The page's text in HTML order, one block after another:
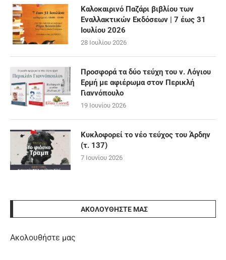
Καλοκαιρινό Παζάρι βιβλίου των
Εναλλακτικών Εκδόσεων | 7 έως 31
Ιουλίου 2026
28 Ιουλίου 2026
Προσφορά τα δύο τεύχη του ν. Λόγιου
Ερμή με αφιέρωμα στον Περικλή
Γιαννόπουλο
19 Ιουνίου 2026
Κυκλοφορεί το νέο τεύχος του Άρδην
(τ. 137)
7 Ιουνίου 2026
ΑΚΟΛΟΥΘΉΣΤΕ ΜΑΣ
Ακολουθήστε μας